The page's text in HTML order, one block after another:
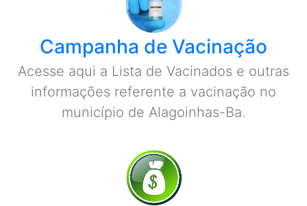
Campanha de Vacinação
Acesse aqui a Lista de Vacinados e outras
informações referente a vacinação no
município de Alagoinhas-Ba.